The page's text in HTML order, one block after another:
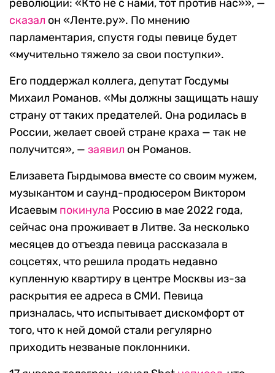
революции: «Кто не с нами, тот против нас»», —
сказал он «Ленте.ру». По мнению
парламентария, спустя годы певице будет
«мучительно тяжело за свои поступки».
Его поддержал коллега, депутат Госдумы
Михаил Романов. «Мы должны защищать нашу
страну от таких предателей. Она родилась в
России, желает своей стране краха — так не
получится», — заявил он Романов.
Елизавета Гырдымова вместе со своим мужем,
музыкантом и саунд-продюсером Виктором
Исаевым покинула Россию в мае 2022 года,
сейчас она проживает в Литве. За несколько
месяцев до отъезда певица рассказала в
соцсетях, что решила продать недавно
купленную квартиру в центре Москвы из-за
раскрытия ее адреса в СМИ. Певица
призналась, что испытывает дискомфорт от
того, что к ней домой стали регулярно
приходить незваные поклонники.